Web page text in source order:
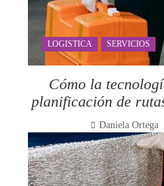
LOGISTICA SERVICIOS
Cómo la
planificación de
Daniela Ortega